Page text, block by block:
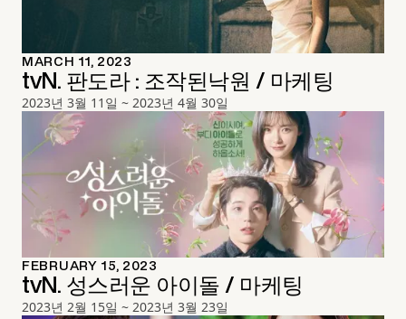
MARCH 11, 2023
tvN. 판도라 : 조작된낙원 / 마케팅
2023년 3월 11일 ~ 2023년 4월 30일
FEBRUARY 15, 2023
tvN. 성스러운 아이돌 / 마케팅
2023년 2월 15일 ~ 2023년 3월 23일